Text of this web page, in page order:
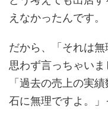
えなかったんです。
だから、「それは
思わず言っちゃいま
「過去の売上の実
石に無理ですよ。」